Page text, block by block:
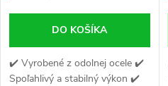
DO KOŠÍKA
✔️ Vyrobené z odolnej ocele ✔️
Spoľahlivý a stabilný výkon ✔️